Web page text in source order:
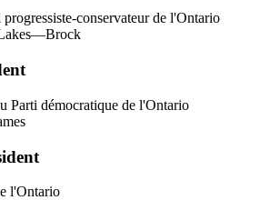
progressiste-conservateur de l'Ontario
Parti démocratique de l'Ontario
l'Ontario